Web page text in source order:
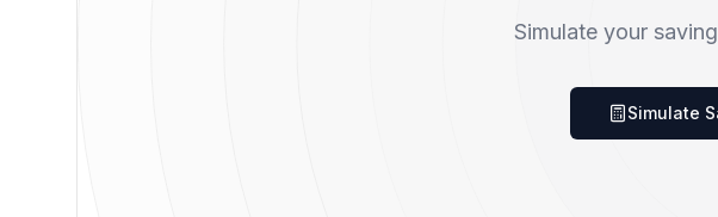
Simulate your
Simulate